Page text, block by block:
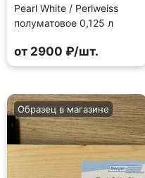
Pearl White / Perlweiss
полуматовое 0,125 л
от 2900 ₽/шт.
Образец в магазине